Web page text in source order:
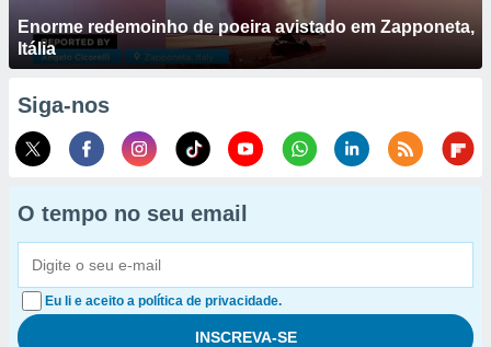
Enorme redemoinho de poeira avistado em Zapponeta,
Itália
Siga-nos
O tempo no seu email
Eu li e aceito a política de privacidade.